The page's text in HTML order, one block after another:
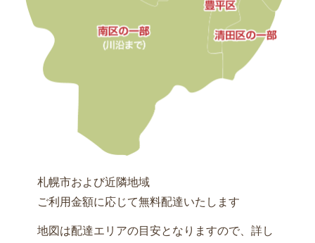
札幌市および近隣地域
ご利用金額に応じて無料配達いたします
地図は配達エリアの目安となりますので、詳し